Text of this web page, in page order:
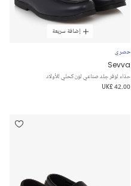
إضافة سريعة
حصري
Sevva
حذاء لوفر جلد صناعي لون كحلي للأولاد
UK£ 42.00